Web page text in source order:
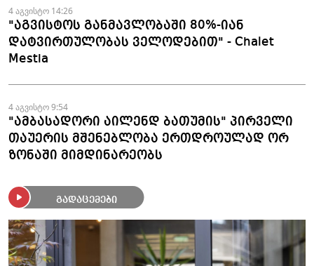
4 აგვისტო 14:26
"აგვისტოს განმავლობაში 80%-იან
დატვირთულობას ველოდებით" - Chalet
Mestia
4 აგვისტო 9:54
"ამბასადორი აილენდ ბათუმის" პირველი
თაუერის მშენებლობა ერთდროულად ორ
ზონაში მიმდინარეობს
გადაცემები